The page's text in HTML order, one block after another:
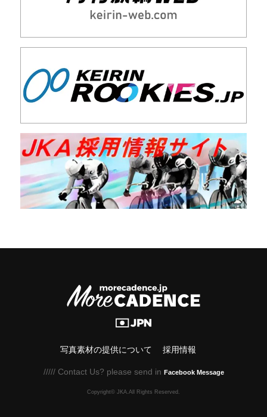
写真素材の提供について 採用情報
///// Contact Us? please send in Facebook Message
Copyright© JKA.All Rights Reserved.